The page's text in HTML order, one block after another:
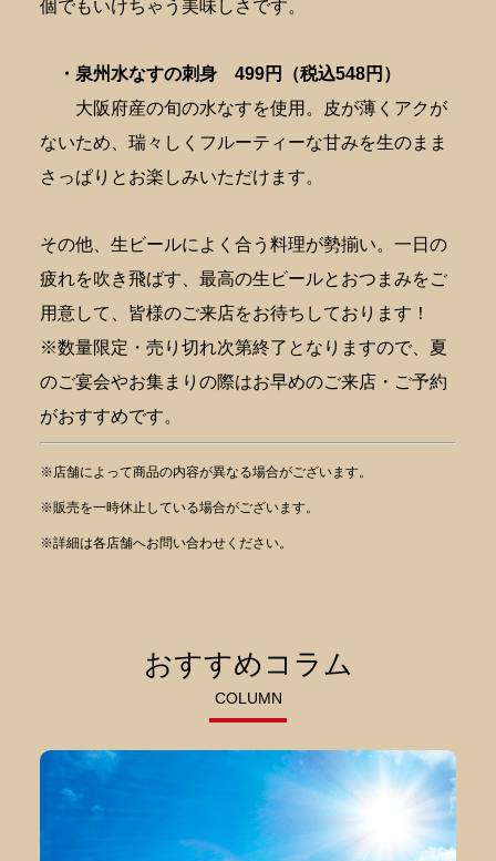
個でもいけちゃう美味しさです。
・泉州水なすの刺身
499円（税込548円）
大阪府産の旬の水なすを使用。皮が薄くアクが
ないため、瑞々しくフルーティーな甘みを生のまま
さっぱりとお楽しみいただけます。
その他、生ビールによく合う料理が勢揃い。一日の
疲れを吹き飛ばす、最高の生ビールとおつまみをご
用意して、皆様のご来店をお待ちしております！
※数量限定・売り切れ次第終了となりますので、夏
のご宴会やお集まりの際はお早めのご来店・ご予約
がおすすめです。
※店舗によって商品の内容が異なる場合がございます。
※販売を一時休止している場合がございます。
※詳細は各店舗へお問い合わせください。
おすすめコラム
COLUMN